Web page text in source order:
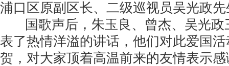
浦口区原副区长、二级巡视员吴光政
国歌声后，朱玉良、曾杰、吴光政
表了热情洋溢的讲话，他们对此爱国
贺，对大家顶着高温前来的友情表示